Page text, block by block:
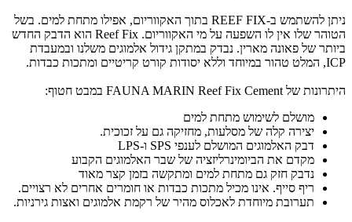
ניתן להשתמש ב-REEF FIX בתוך האקווריום, אפילו מתחת למים. בשל
הטוהר שלו אין לו השפעה על מי האקווריום. Reef Fix הוא הדבק החדש
ביותר של פאונה מארין. נבדק במתקן גידול אלמוגים משלנו ובמעבדת
ICP, המלט טהור במיוחד וללא יסודות קורט קריטיים ומתכות כבדות.
היתרונות של FAUNA MARIN Reef Fix Cement במבט חטוף:
מושלם לשימוש מתחת למים
יצירה קלה של מסלעות, מחזיקה גם על זכוכית.
דבק האלמוגים המושלם לענפי SPS ו-LPS
מקדם את הביומינרליזציה של שבר האלמוגים הקבוע
נדבק חזק גם מתחת למים ומתקשה בזמן קצר מאוד
ריף סייף. אינו מכיל מתכות כבדות או חומרים אחרים לא רצויים.
תערובת מיוחדת לאכלוס מהיר של רקמת אלמוגים ואצות גירניות.